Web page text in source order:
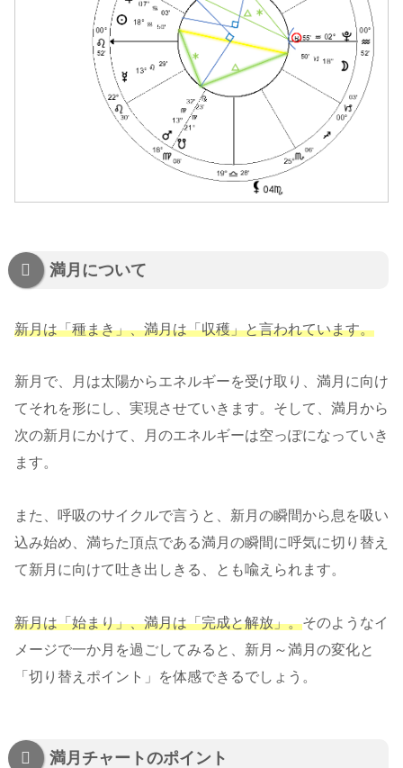
満月について
新月は「種まき」、満月は「収穫」と言われています。
新月で、月は太陽からエネルギーを受け取り、満月に向け
てそれを形にし、実現させていきます。そして、満月から
次の新月にかけて、月のエネルギーは空っぽになっていき
ます。
また、呼吸のサイクルで言うと、新月の瞬間から息を吸い
込み始め、満ちた頂点である満月の瞬間に呼気に切り替え
て新月に向けて吐き出しきる、とも喩えられます。
新月は「始まり」、満月は「完成と解放」。そのようなイ
メージで一か月を過ごしてみると、新月～満月の変化と
「切り替えポイント」を体感できるでしょう。
満月チャートのポイント